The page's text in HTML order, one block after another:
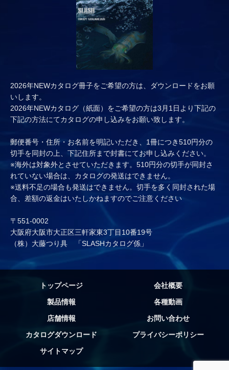
2026年NEWカタログ冊子をご希望の方は、ダウンロードをお願
いします。
2026年NEWカタログ（紙面）をご希望の方は3月1日より下記の
下記の方法にてカタログの申し込みをお願い致します。
郵便番号・住所・お名前を明記いただき、1冊につき510円分の
切手を同封の上、下記住所まで封書にてお申し込みください。
※海外は対象外とさせていただきます。510円分の切手が同封さ
れていない場合は、カタログの発送はできません。
※送料不足の場合も発送はできません。切手を多く同封された場
合、差額の返金はいたしかねますのでご注意ください
〒551-0002
大阪府大阪市大正区三軒家東3丁目10番19号
（株）大藤つり具 「SLASHカタログ係」
トップページ
会社概要
製品情報
各種動画
店舗情報
お問い合わせ
カタログダウンロード
プライバシーポリシー
サイトマップ